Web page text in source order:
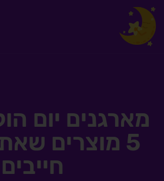
מארגנים יום
5 מוצרים
חייבים